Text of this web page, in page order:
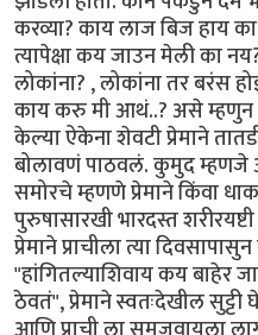
करव्या? काय लाज बिज हाय
त्यापेक्षा कय जाउन मेली का
लोकांना? , लोकांना तर बरंस
काय करु मी आथं..? असे म्हणुन
केल्या ऐकेना शेवटी प्रेमाने
बोलावणं पाठवलं. कुमुद म्हणजे
समोरचे म्हणणे प्रेमाने किंवा
पुरुषासारखी भारदस्त
प्रेमाने प्राचीला त्या
"हांगितल्याशिवाय कय बाहेर
ठेवतं", प्रेमाने स्वतःदेखील